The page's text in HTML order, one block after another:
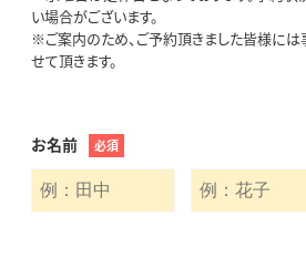
い場合がございます。
※ご案内のため、ご予約頂きました皆様に
せて頂きます。
お名前 必須